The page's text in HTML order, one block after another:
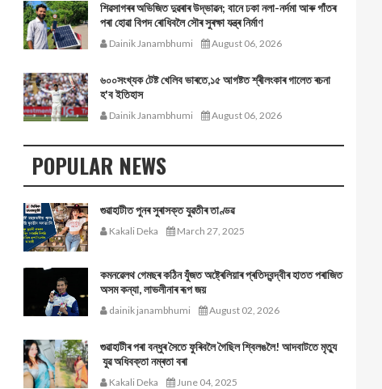
শিৱসাগৰৰ অভিজিত দুৱৰাৰ উদ্ভাৱন; বানে ঢকা নলা-নৰ্দমা আৰু গাঁতৰ
পৰা হোৱা বিপদ ৰোধিবলৈ সৌৰ সুৰক্ষা যন্ত্ৰ নিৰ্মাণ
Dainik Janambhumi August 06, 2026
৬০০সংখ্যক টেষ্ট খেলিব ভাৰতে,১৫ আগষ্টত শ্ৰীলংকাৰ গালেত ৰচনা
হ'ব ইতিহাস
Dainik Janambhumi August 06, 2026
POPULAR NEWS
গুৱাহাটীত পুনৰ সুৰাসক্ত যুৱতীৰ তাণ্ডৱ
Kakali Deka March 27, 2025
কমনৱেলথ গেমছৰ কঠিন যুঁজত অষ্ট্ৰেলিয়াৰ প্ৰতিদ্বন্দ্বীৰ হাতত পৰাজিত
অসম কন্যা, লাভলীনাৰ ৰূপ জয়
dainik janambhumi August 02, 2026
গুৱাহাটীৰ পৰা বন্ধুৰ সৈতে ফুৰিবলৈ গৈছিল শ্বিলঙলৈ! আদবাটতে মৃত্যু
যুৱ অধিবক্তা নম্ৰতা বৰা
Kakali Deka June 04, 2025